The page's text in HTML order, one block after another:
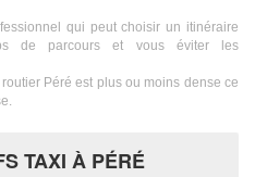
qui peut choisir un itinéraire
de parcours et vous éviter les
Péré est plus ou moins dense ce
TAXI À PÉRÉ